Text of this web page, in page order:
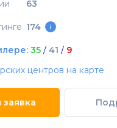
63
174 i
35 / 41 / 9
центров на карте